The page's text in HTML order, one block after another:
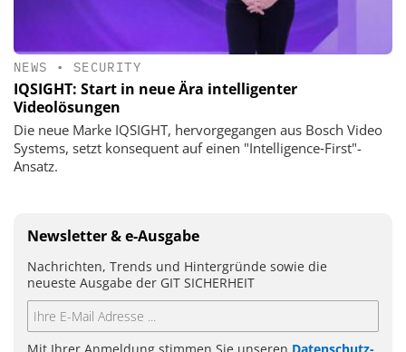
NEWS • SECURITY
IQSIGHT: Start in neue Ära intelligenter
Videolösungen
Die neue Marke IQSIGHT, hervorgegangen aus Bosch Video
Systems, setzt konsequent auf einen "Intelligence‑First"-
Ansatz.
Newsletter & e-Ausgabe
Nachrichten, Trends und Hintergründe sowie die
neueste Ausgabe der GIT SICHERHEIT
Mit Ihrer Anmeldung stimmen Sie unseren Datenschutz-